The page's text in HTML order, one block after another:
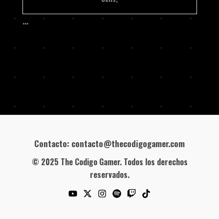
…
Contacto: contacto@thecodigogamer.com
© 2025 The Codigo Gamer. Todos los derechos
reservados.